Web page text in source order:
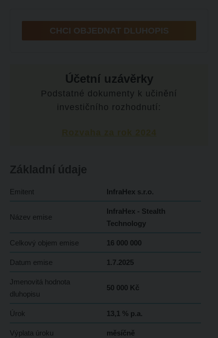
CHCI OBJEDNAT DLUHOPIS
Účetní uzávěrky
Podstatné dokumenty k učinění
investičního rozhodnutí:
Základní údaje
Emitent InfraHex s.r.o.
Název emise
InfraHex - Stealth
Technology
Celkový objem emise 16 000 000
Datum emise 1.7.2025
Jmenovitá hodnota
dluhopisu
50 000 Kč
Úrok 13,1 % p.a.
Výplata úroku měsíčně